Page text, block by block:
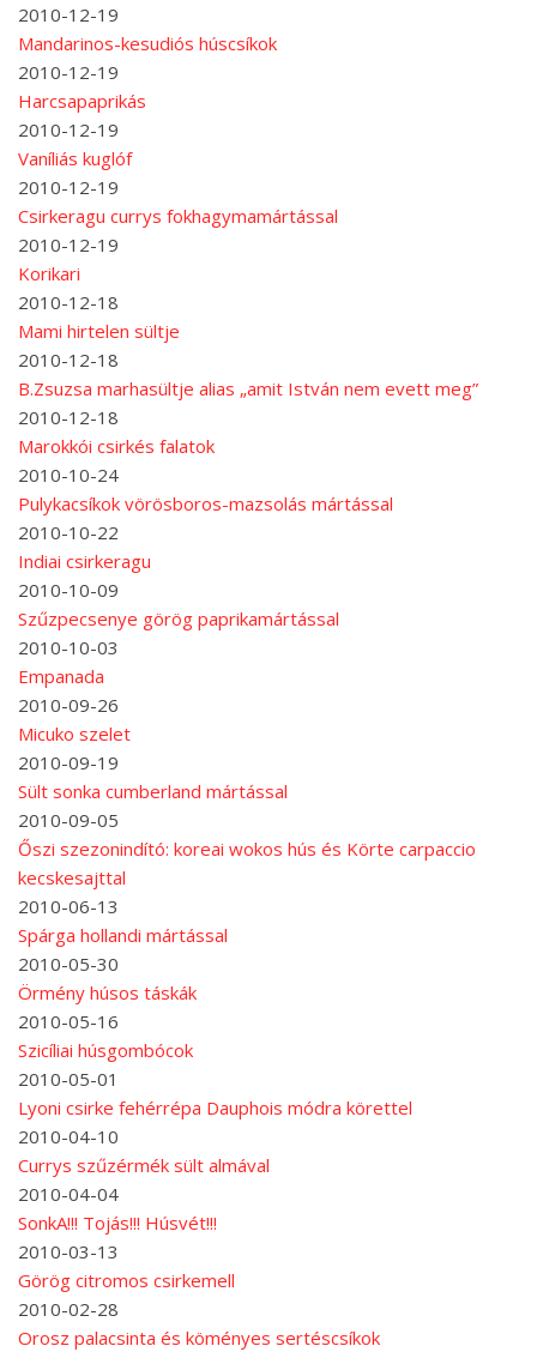
2010-12-19
Mandarinos-kesudiós húscsíkok
2010-12-19
Harcsapaprikás
2010-12-19
Vaníliás kuglóf
2010-12-19
Csirkeragu currys fokhagymamártással
2010-12-19
Korikari
2010-12-18
Mami hirtelen sültje
2010-12-18
B.Zsuzsa marhasültje alias „amit István nem evett meg”
2010-12-18
Marokkói csirkés falatok
2010-10-24
Pulykacsíkok vörösboros-mazsolás mártással
2010-10-22
Indiai csirkeragu
2010-10-09
Szűzpecsenye görög paprikamártással
2010-10-03
Empanada
2010-09-26
Micuko szelet
2010-09-19
Sült sonka cumberland mártással
2010-09-05
Őszi szezonindító: koreai wokos hús és Körte carpaccio
kecskesajttal
2010-06-13
Spárga hollandi mártással
2010-05-30
Örmény húsos táskák
2010-05-16
Szicíliai húsgombócok
2010-05-01
Lyoni csirke fehérrépa Dauphois módra körettel
2010-04-10
Currys szűzérmék sült almával
2010-04-04
SonkA!!! Tojás!!! Húsvét!!!
2010-03-13
Görög citromos csirkemell
2010-02-28
Orosz palacsinta és köményes sertéscsíkok